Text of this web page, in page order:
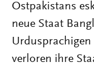
Ostpakistans
neue Staat
Urdusprachigen
verloren ihre